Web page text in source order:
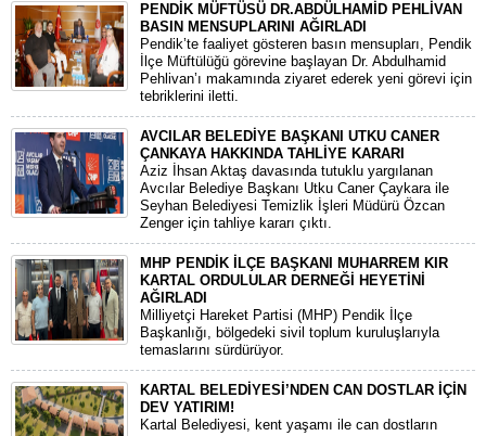
PENDİK MÜFTÜSÜ DR.ABDÜLHAMİD PEHLİVAN
BASIN MENSUPLARINI AĞIRLADI
​Pendik’te faaliyet gösteren basın mensupları, Pendik
İlçe Müftülüğü görevine başlayan Dr. Abdulhamid
Pehlivan’ı makamında ziyaret ederek yeni görevi için
tebriklerini iletti.
AVCILAR BELEDİYE BAŞKANI UTKU CANER
ÇANKAYA HAKKINDA TAHLİYE KARARI
​Aziz İhsan Aktaş davasında tutuklu yargılanan
Avcılar Belediye Başkanı Utku Caner Çaykara ile
Seyhan Belediyesi Temizlik İşleri Müdürü Özcan
Zenger için tahliye kararı çıktı.
MHP PENDİK İLÇE BAŞKANI MUHARREM KIR
KARTAL ORDULULAR DERNEĞİ HEYETİNİ
AĞIRLADI
​Milliyetçi Hareket Partisi (MHP) Pendik İlçe
Başkanlığı, bölgedeki sivil toplum kuruluşlarıyla
temaslarını sürdürüyor.
KARTAL BELEDİYESİ’NDEN CAN DOSTLAR İÇİN
DEV YATIRIM!
Kartal Belediyesi, kent yaşamı ile can dostların